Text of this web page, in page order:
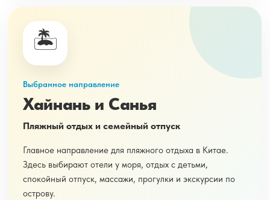
🏝️
Выбранное направление
Хайнань и Санья
Пляжный отдых и семейный отпуск
Главное направление для пляжного отдыха в Китае.
Здесь выбирают отели у моря, отдых с детьми,
спокойный отпуск, массажи, прогулки и экскурсии по
острову.